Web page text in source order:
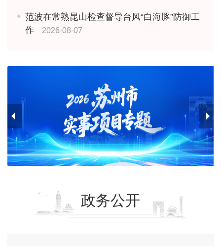
范波在常熟昆山检查督导台风“白海豚”防御工
作
2026-08-07
政务公开